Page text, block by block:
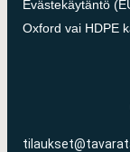
Evästekäytäntö
Oxford vai HDPE